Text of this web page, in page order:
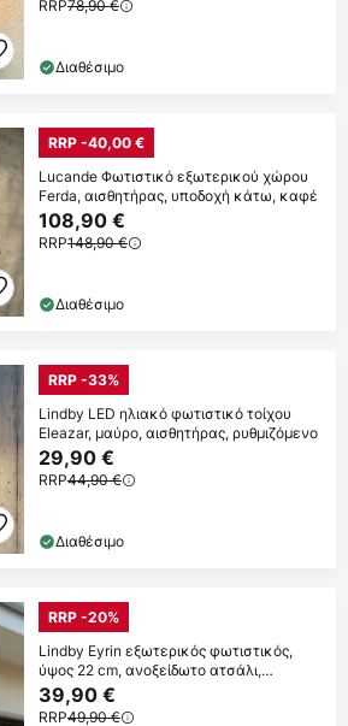
RRP78,90 €
Διαθέσιμο
RRP -40,00 €
Lucande Φωτιστικό εξωτερικού χώρου
Ferda, αισθητήρας, υποδοχή κάτω, καφέ
108,90 €
RRP148,90 €
Διαθέσιμο
RRP -33%
Lindby LED ηλιακό φωτιστικό τοίχου
Eleazar, μαύρο, αισθητήρας, ρυθμιζόμενο
29,90 €
RRP44,90 €
Διαθέσιμο
RRP -20%
Lindby Eyrin εξωτερικός φωτιστικός,
ύψος 22 cm, ανοξείδωτο ατσάλι,
αισθητήρας
39,90 €
RRP49,90 €